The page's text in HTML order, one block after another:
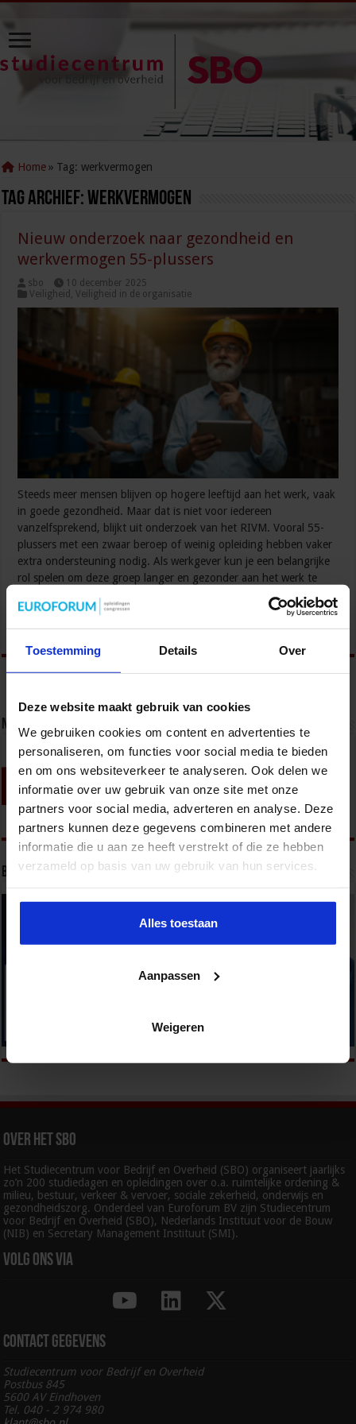
Toestemming Details Over
Deze website maakt gebruik van cookies
We gebruiken cookies om content en advertenties te
personaliseren, om functies voor social media te bieden
en om ons websiteverkeer te analyseren. Ook delen we
informatie over uw gebruik van onze site met onze
partners voor social media, adverteren en analyse. Deze
partners kunnen deze gegevens combineren met andere
informatie die u aan ze heeft verstrekt of die ze hebben
verzameld op basis van uw gebruik van hun services.
Alles toestaan
Aanpassen
Weigeren
Home » Tag:werkvermogen
Tag Archief: werkvermogen
Nieuw onderzoek naar gezondheid en
werkvermogen 55-plussers
sbo
10 december 2025
Veiligheid ,Veiligheid in de organisatie
Steeds meer mensen blijven op hogere leeftijd aan het werk, vaak
in goede gezondheid. Maar dat is niet voor iedereen
vanzelfsprekend, blijkt uit onderzoek van het RIVM. Vooral 55-
plussers met een zwaar beroep of weinig opleiding hebben vaker
extra ondersteuning nodig. Als werkgever kun je een belangrijke
rol spelen om deze groep langer en gezonder aan het werk te
Nieuwsbrief
Bekijk onze opleidingen
Over het SBO
Het Studiecentrum voor Bedrijf en Overheid (SBO) organiseert jaarlijks
zo’n 200 studiedagen en opleidingen over o.a. ruimtelijke ordening &
milieu, bestuur, verkeer & vervoer, sociale zekerheid, onderwijs en
gezondheidszorg. Onderdeel van Euroforum BV zijn Studiecentrum
voor Bedrijf en Overheid (SBO), Nederlands Instituut voor de Bouw
(NIB) en Secretary Management Instituut (SMI).
Volg ons via
Contact gegevens
Studiecentrum voor Bedrijf en Overheid
Postbus 845
5600 AV Eindhoven
Tel. 040 - 2 974 980